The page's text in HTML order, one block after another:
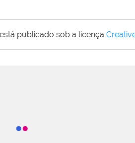
publicado sob a licença